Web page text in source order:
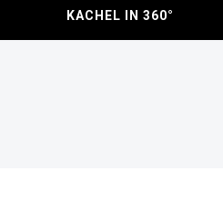
KACHEL IN 360°